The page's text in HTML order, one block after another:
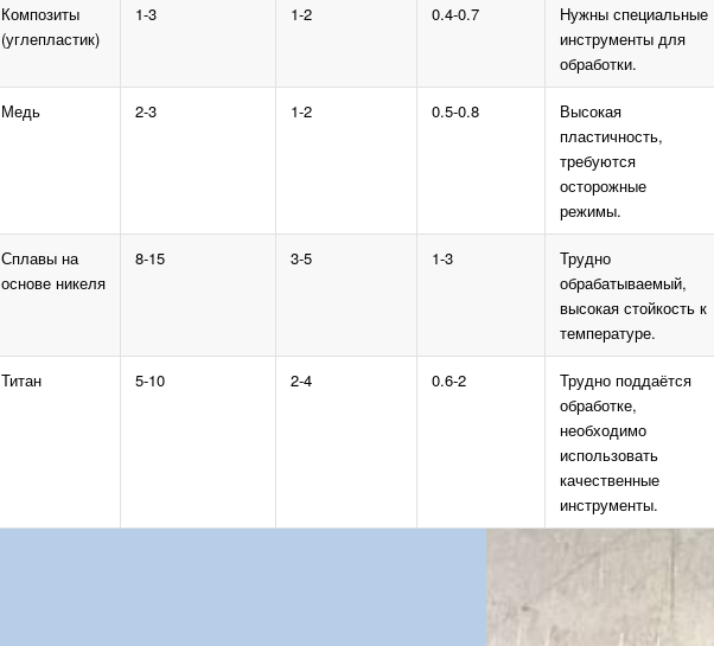
Композиты
(углепластик)
1-3 1-2 0.4-0.7
Нужны специальные
инструменты для
обработки.
Медь 2-3 1-2 0.5-0.8
Высокая
пластичность,
требуются
осторожные
режимы.
Сплавы на
основе никеля
8-15 3-5 1-3
Трудно
обрабатываемый,
высокая стойкость к
температуре.
Титан 5-10 2-4 0.6-2
Трудно поддаётся
обработке,
необходимо
использовать
качественные
инструменты.